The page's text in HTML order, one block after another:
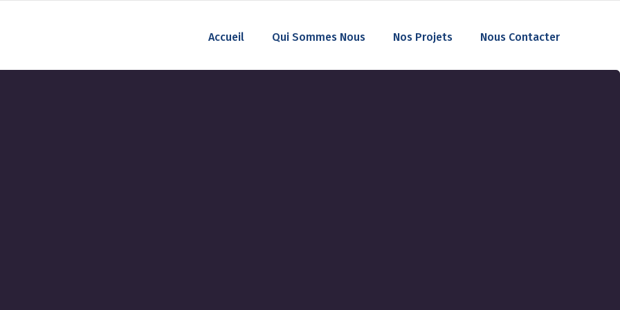
Accueil Qui Sommes Nous Nos Projets Nous Contacter